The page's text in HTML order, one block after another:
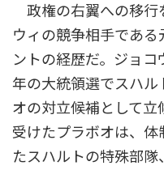
政権の右翼への移行
ウィの競争相手であ
ントの経歴だ。ジョ
年の大統領選でスハ
オの対立候補として
受けたプラボオは、
たスハルトの特殊部